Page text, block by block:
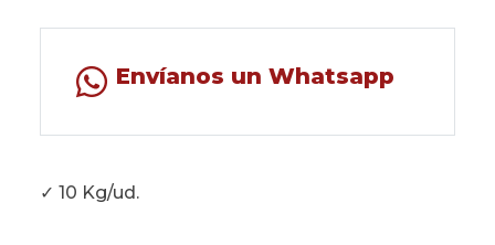
Envíanos un Whatsapp
✓ 10 Kg/ud.